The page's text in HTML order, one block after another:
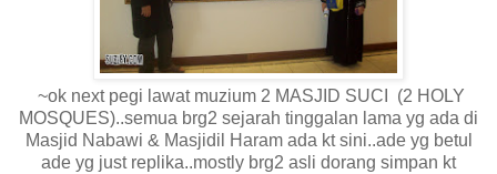
~ok next pegi lawat muzium 2 MASJID SUCI (2 HOLY
MOSQUES)..semua brg2 sejarah tinggalan lama yg ada di
Masjid Nabawi & Masjidil Haram ada kt sini..ade yg betul
ade yg just replika..mostly brg2 asli dorang simpan kt